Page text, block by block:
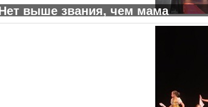
выше звания, чем мама